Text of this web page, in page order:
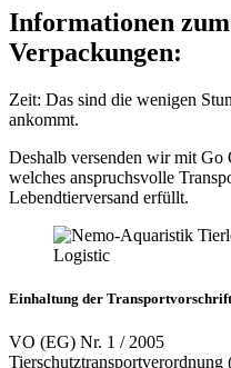
Informationen
Verpackungen:
Zeit: Das sind die wenigen
ankommt.
Deshalb versenden wir mit
welches anspruchsvolle
Lebendtierversand erfüllt.
Einhaltung der
VO (EG) Nr. 1 / 2005